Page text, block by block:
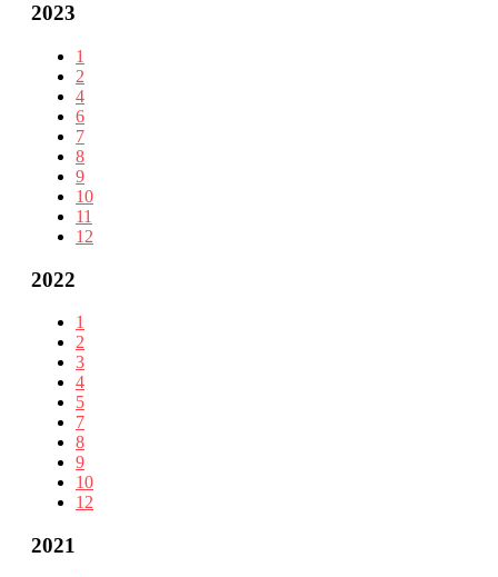
2023
1
2
4
6
7
8
9
10
11
12
2022
1
2
3
4
5
7
8
9
10
12
2021